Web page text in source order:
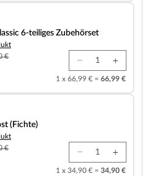
6-teiliges Zubehörset
€
1 x 66,99 € = 66,99 €
(Fichte)
€
1 x 34,90 € = 34,90 €